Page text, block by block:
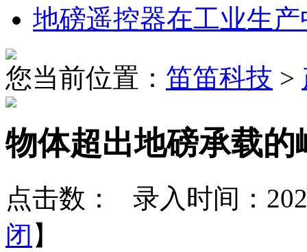
地磅遥控器在工业生
您当前位置： 笛笛科技 >
物体超出地磅承载的
点击数：
录入时间：
闭 】